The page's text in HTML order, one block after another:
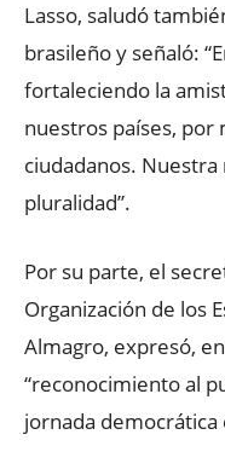
Lasso, saludó
brasileño y señaló:
fortaleciendo la
nuestros países, por
ciudadanos.
pluralidad”.
Por su parte, el
Organización de los
Almagro, expresó,
“reconocimiento al
jornada democrática